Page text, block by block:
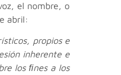
el nombre, o
abril:
propios e
inherente e
los ﬁnes a los